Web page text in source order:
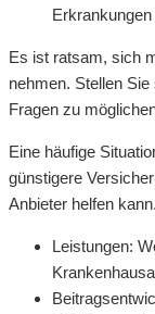
Es ist ratsam, sich
nehmen. Stellen
Fragen zu
Eine häufige
günstigere
Anbieter helfen kann.
Leistungen: